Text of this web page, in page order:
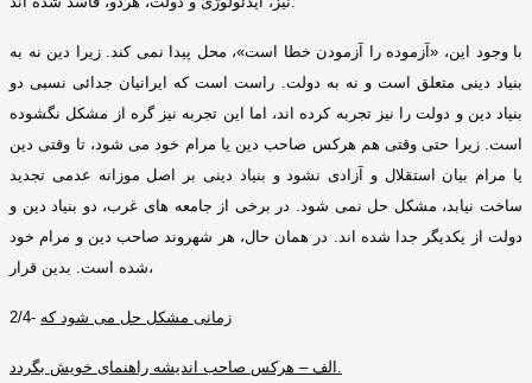
با وجود این، «آزموده را آزمودن خطا است»، محل پیدا نمی کند .زیرا دین نه به
بنیاد دینی متعلق است و نه به دولت
راست است که ایرانیان جدائی نسبی دو
بنیاد دین و دولت را نیز تجربه کرده اند، اما این تجربه نیز گره از مشکل نگشوده
است.زیرا حتی وقتی هم هرکس صاحب دین یا مرام خود می شود، تا وقتی دین
یا مرام بیان استقلال و آزادی نشود و بنیاد دینی بر اصل موزانه عدمی تجدید
ساخت نیابد، مشکل حل نمی شود
در برخی از جامعه های غرب، دو بنیاد دین و
دولت از یکدیگر جدا شده اند
در همان حال، هر شهروند صاحب دین و مرام خود
شده استبدین قرار،
2/4- زمانی مشکل حل می شود که
الف – هرکس صاحب اندیشه راهنمای خویش بگردد